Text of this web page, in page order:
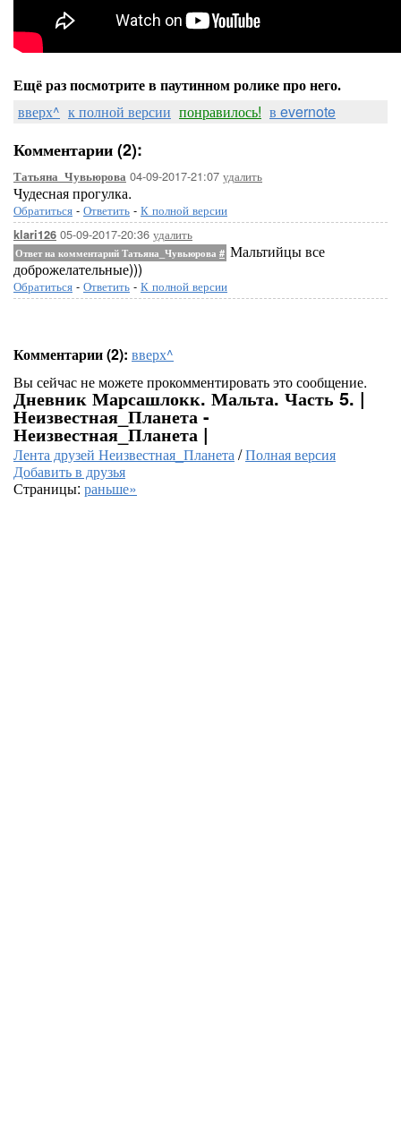
Ещё раз посмотрите в паутинном ролике про него.
вверх^ к полной версии понравилось! в evernote
Комментарии (2):
Татьяна_Чувьюрова 04-09-2017-21:07 удалить
Чудесная прогулка.
Обратиться - Ответить - К полной версии
klari126 05-09-2017-20:36 удалить
Ответ на комментарий Татьяна_Чувьюрова # Мальтийцы все
доброжелательные)))
Обратиться - Ответить - К полной версии
Комментарии (2): вверх^
Вы сейчас не можете прокомментировать это сообщение.
Дневник Марсашлокк. Мальта. Часть 5. |
Неизвестная_Планета -
Неизвестная_Планета |
Лента друзей Неизвестная_Планета/Полная версия
Добавить в друзья
Страницы: раньше»